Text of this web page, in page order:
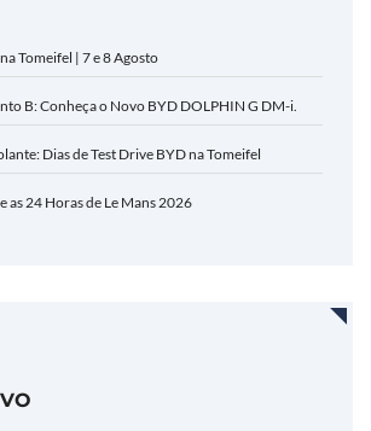
Tomeifel | 7 e 8 Agosto
B: Conheça o Novo BYD DOLPHIN G DM-i.
Dias de Test Drive BYD na Tomeifel
as 24 Horas de Le Mans 2026